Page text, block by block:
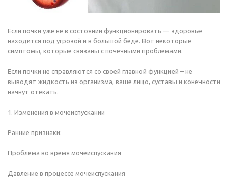
Если почки уже не в состоянии функционировать — здоровье
находится под угрозой и в большой беде. Вот некоторые
симптомы, которые связаны с почечными проблемами.
Если почки не справляются со своей главной функцией – не
выводят жидкость из организма, ваше лицо, суставы и конечности
начнут отекать.
1. Изменения в мочеиспускании
Ранние признаки:
Проблема во время мочеиспускания
Давление в процессе мочеиспускания